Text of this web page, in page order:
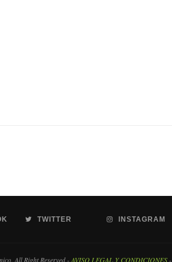
TWITTER INSTAGRAM
All Right Reserved -AVISO LEGAL Y CONDICIONES-